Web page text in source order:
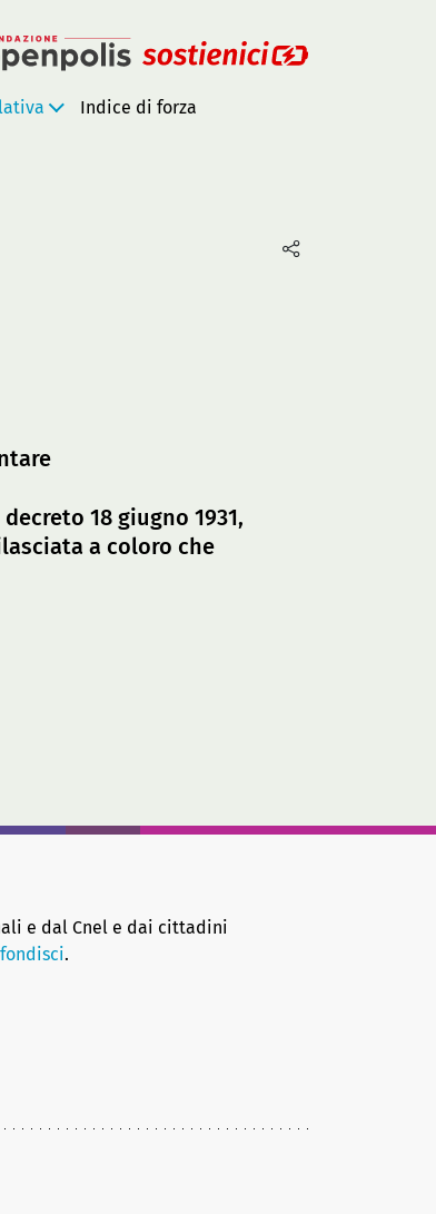
Indice di forza
18 giugno 1931,
a coloro che
e dal Cnel e dai cittadini
.